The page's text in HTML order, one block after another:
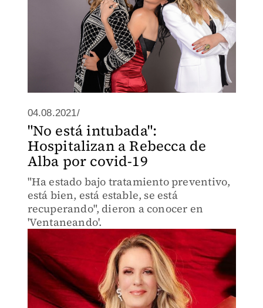
04.08.2021/
"No está intubada":
Hospitalizan a Rebecca de
Alba por covid-19
"Ha estado bajo tratamiento preventivo,
está bien, está estable, se está
recuperando", dieron a conocer en
'Ventaneando'.